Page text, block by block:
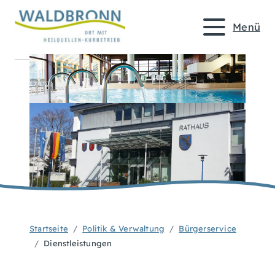
Menü
Startseite Politik & Verwaltung
Bürgerservice
Dienstleistungen